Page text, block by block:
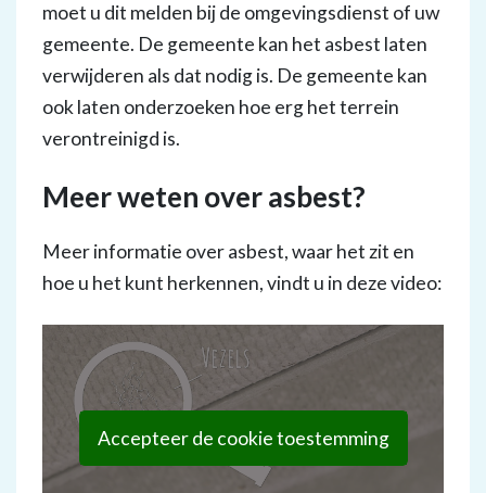
moet u dit melden bij de omgevingsdienst of uw
gemeente. De gemeente kan het asbest laten
verwijderen als dat nodig is. De gemeente kan
ook laten onderzoeken hoe erg het terrein
verontreinigd is.
Meer weten over asbest?
Meer informatie over asbest, waar het zit en
hoe u het kunt herkennen, vindt u in deze video:
Accepteer de cookie toestemming